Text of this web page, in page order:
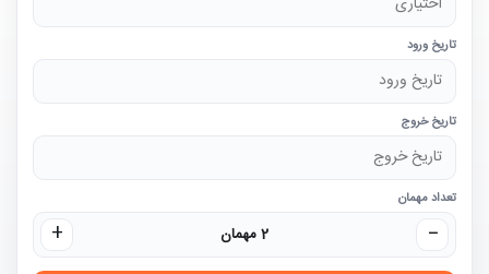
تاریخ ورود
تاریخ خروج
تعداد مهمان
− 2 مهمان +